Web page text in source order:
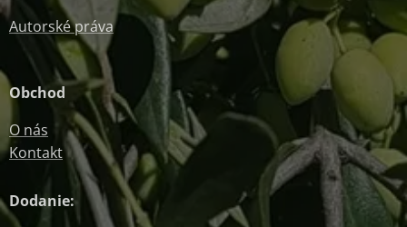
Autorské práva
Obchod
O nás
Kontakt
Dodanie: